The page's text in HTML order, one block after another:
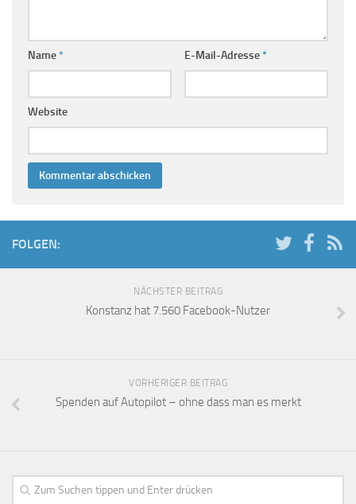
Name* E-Mail-Adresse*
Website
FOLGEN:
NÄCHSTER BEITRAG
Konstanz hat 7.560 Facebook-Nutzer
VORHERIGER BEITRAG
Spenden auf Autopilot – ohne dass man es merkt